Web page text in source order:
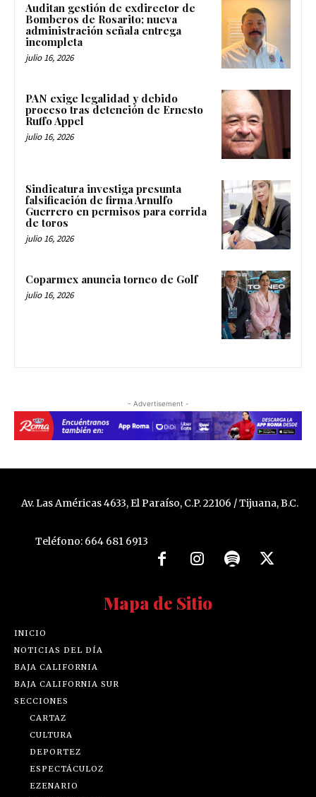
Auditan gestión de exdirector de
Bomberos de Rosarito; nueva
administración señala entrega
incompleta
julio 16, 2026
PAN exige legalidad y debido
proceso tras detención de Ernesto
Ruffo Appel
julio 16, 2026
Sindicatura investiga presunta
falsificación de firma Arnulfo
Guerrero en permisos para corrida
de toros
julio 16, 2026
Coparmex anuncia torneo de Golf
julio 16, 2026
- Advertisement -
Av. Las Américas 4633, El Paraíso, C.P. 22106 / Tijuana, B.C.
Teléfono: 664 681 6913
Mapa de Sitio
INICIO
NOTICIAS DEL DÍA
BAJA CALIFORNIA
BAJA CALIFORNIA SUR
SECCIONES
CARTAZ
CULTURA
DEPORTEZ
ESPECTÁCULOZ
EZENARIO